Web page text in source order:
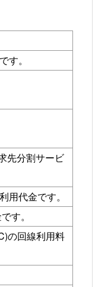
す。
先分割サービ
用代金です。
す。
の回線利用料